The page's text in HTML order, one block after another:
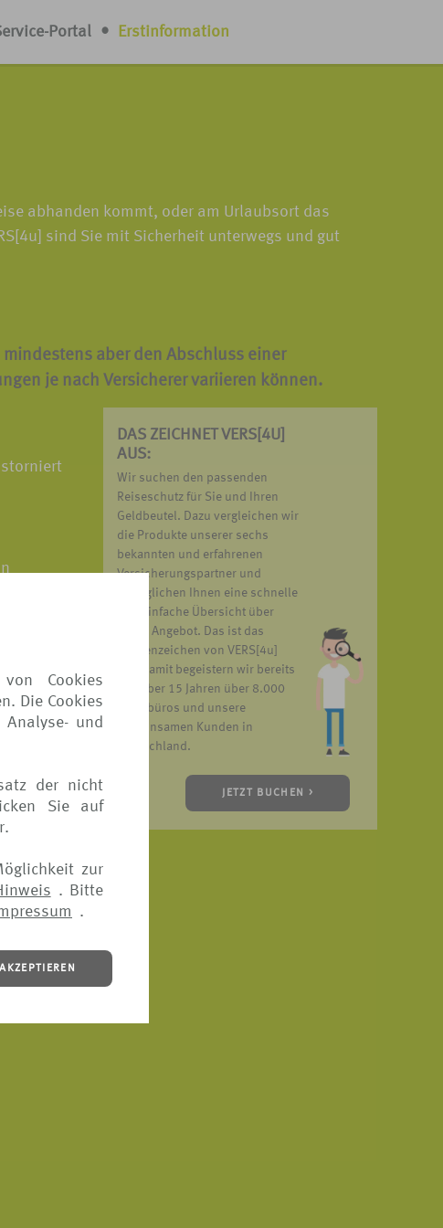
Cookies
Die Cookies
und
der nicht
Sie auf
zur
. Bitte
.
AKZEPTIEREN
Portal • Erstinformation
abhanden kommt, oder am Urlaubsort das
sind Sie mit Sicherheit unterwegs und gut
aber den Abschluss einer
je nach Versicherer variieren können.
storniert
DAS ZEICHNET VERS[4U]
AUS:
Wir suchen den passenden
Reiseschutz für Sie und Ihren
Geldbeutel. Dazu vergleichen wir
die Produkte unserer sechs
bekannten und erfahrenen
Versicherungspartner und
ermöglichen Ihnen eine schnelle
und einfache Übersicht über
unser Angebot. Das ist das
Markenzeichen von VERS[4u]
und damit begeistern wir bereits
seit über 15 Jahren über 8.000
Reisebüros und unsere
gemeinsamen Kunden in
Deutschland.
JETZT BUCHEN >